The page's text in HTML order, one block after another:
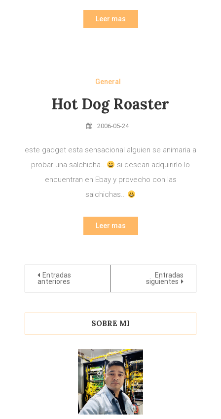
Leer mas
General
Hot Dog Roaster
2006-05-24
este gadget esta sensacional alguien se animaria a
probar una salchicha..
si desean adquirirlo lo
encuentran en Ebay y provecho con las
salchichas..
Leer mas
Navegación
de
entradas
Entradas
anteriores
Entradas
siguientes
SOBRE MI